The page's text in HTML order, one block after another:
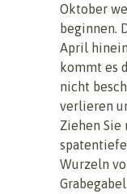
Oktober
beginnen.
April
kommt es
nicht
verlieren
Ziehen Sie
Wurzeln